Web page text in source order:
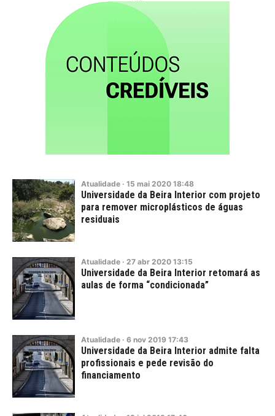
Atualidade · 15 mai 2020 18:48
Universidade da Beira Interior com projeto
para remover microplásticos de águas
residuais
Atualidade · 27 abr 2020 13:15
Universidade da Beira Interior retomará as
aulas de forma “condicionada”
Atualidade · 6 nov 2019 17:43
Universidade da Beira Interior admite falta
profissionais e pede revisão do
financiamento